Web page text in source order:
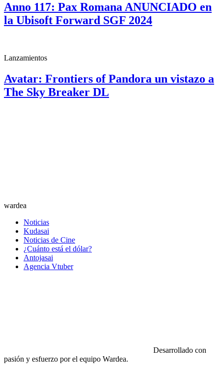
Anno 117: Pax Romana ANUNCIADO en
la Ubisoft Forward SGF 2024
Lanzamientos
Avatar: Frontiers of Pandora un vistazo a
The Sky Breaker DL
wardea
Noticias
Kudasai
Noticias de Cine
¿Cuánto está el dólar?
Antojasai
Agencia Vtuber
Desarrollado con
pasión y esfuerzo por el equipo Wardea.